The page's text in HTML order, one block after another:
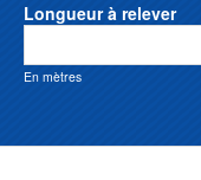
Longueur à relever
En mètres